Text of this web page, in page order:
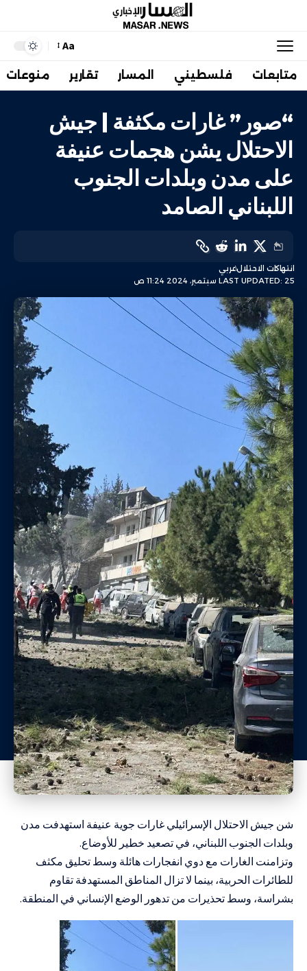
Aa
متابعات فلسطيني المسار تقارير منوعات
“صور” غارات مكثفة | جيش
الاحتلال يشن هجمات عنيفة
على مدن وبلدات الجنوب
اللبناني الصامد
LAST UPDATED: 25 سبتمبر، 2024 11:24 ص
انتهاكات الاحتلالعربي
شن جيش الاحتلال الإسرائيلي غارات جوية عنيفة استهدفت مدن
وبلدات الجنوب اللبناني، في تصعيد خطير للأوضاع.
وتزامنت الغارات مع دوي انفجارات هائلة وسط تحليق مكثف
للطائرات الحربية، بينما لا تزال المناطق المستهدفة تقاوم
بشراسة، وسط تحذيرات من تدهور الوضع الإنساني في المنطقة.